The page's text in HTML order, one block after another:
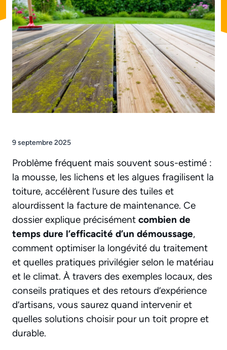
9 septembre 2025
Problème fréquent mais souvent sous-estimé :
la mousse, les lichens et les algues fragilisent la
toiture, accélèrent l’usure des tuiles et
alourdissent la facture de maintenance. Ce
dossier explique précisément combien de
temps dure l’efficacité d’un démoussage,
comment optimiser la longévité du traitement
et quelles pratiques privilégier selon le matériau
et le climat. À travers des exemples locaux, des
conseils pratiques et des retours d’expérience
d’artisans, vous saurez quand intervenir et
quelles solutions choisir pour un toit propre et
durable.